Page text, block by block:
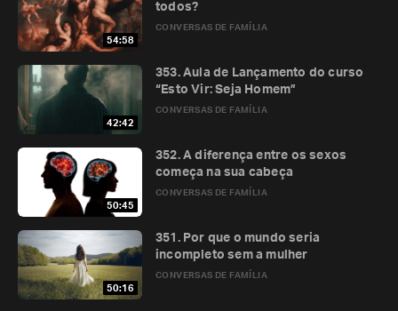
54:58
CONVERSAS DE FAMÍLIA
todos?
42:42
CONVERSAS DE FAMÍLIA
353. Aula de Lançamento do curso
“Esto Vir: Seja Homem”
50:45
CONVERSAS DE FAMÍLIA
352. A diferença entre os sexos
começa na sua cabeça
50:16
CONVERSAS DE FAMÍLIA
351. Por que o mundo seria
incompleto sem a mulher